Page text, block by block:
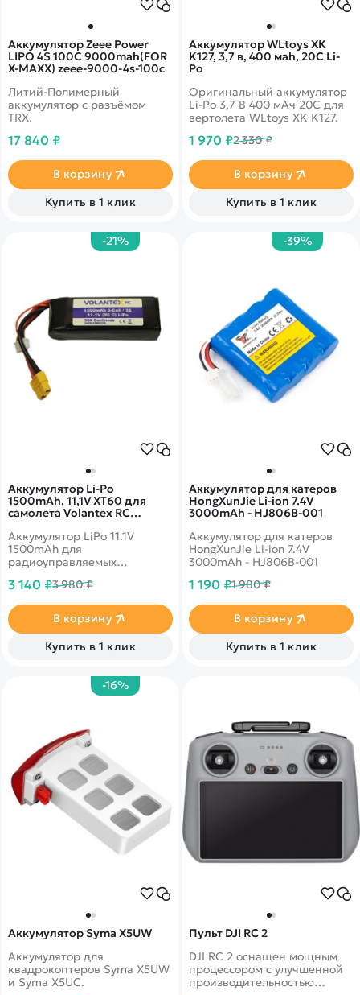
Аккумулятор Zeee Power
LIPO 4S 100C 9000mah(FOR
X-MAXX) zeee-9000-4s-100c
Литий-Полимерный
аккумулятор с разъёмом
TRX.
17 840 ₽
В корзину
Купить в 1 клик
Аккумулятор WLtoys XK
K127, 3,7 в, 400 мah, 20C Li-
Po
Оригинальный аккумулятор
Li-Po 3,7 В 400 мАч 20C для
вертолета WLtoys XK K127.
1 970 ₽2 330 ₽
В корзину
Купить в 1 клик
-21%
Аккумулятор Li-Po
1500mAh, 11,1V XT60 для
самолета Volantex RC
Аккумулятор LiPo 11.1V
1500mAh для
радиоуправляемых
TrainStar Epoch 1100мм.
3 140 ₽3 980 ₽
В корзину
Купить в 1 клик
-39%
Аккумулятор для катеров
HongXunJie Li-ion 7.4V
3000mAh - HJ806B-001
Аккумулятор для катеров
HongXunJie Li-ion 7.4V
3000mAh - HJ806B-001
1 190 ₽1 980 ₽
В корзину
Купить в 1 клик
-16%
Аккумулятор Syma X5UW
Аккумулятор для
квадрокоптеров Syma X5UW
и Syma X5UC.
Пульт DJI RC 2
DJI RC 2 оснащен мощным
процессором с улучшенной
производительностью